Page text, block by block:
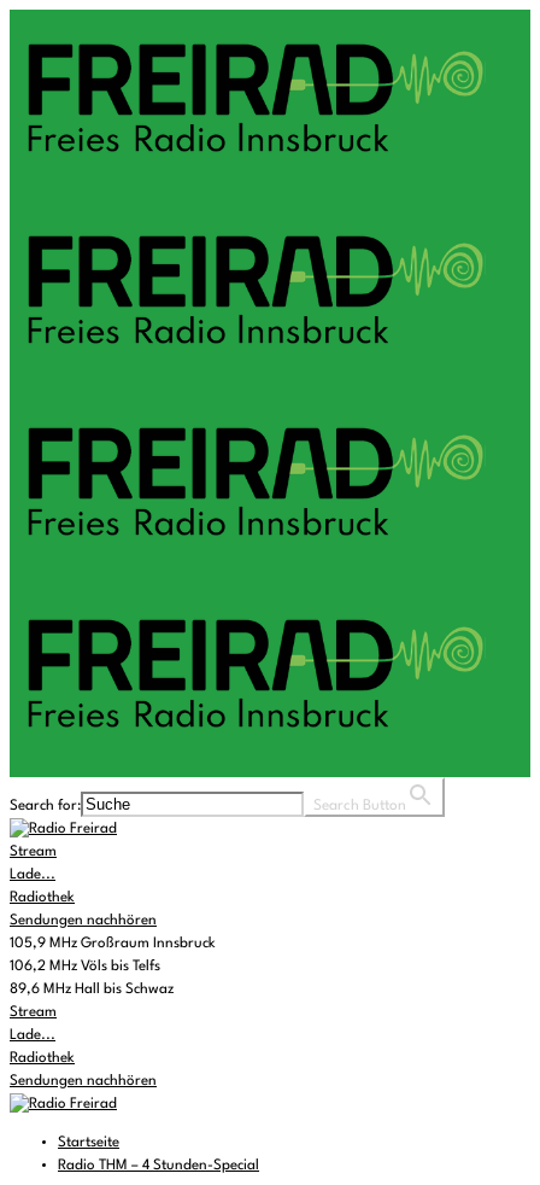
Search for: Search Button
Stream
Lade...
Radiothek
Sendungen nachhören
105,9 MHz Großraum Innsbruck
106,2 MHz Völs bis Telfs
89,6 MHz Hall bis Schwaz
Stream
Lade...
Radiothek
Sendungen nachhören
Startseite
Radio THM – 4 Stunden-Special